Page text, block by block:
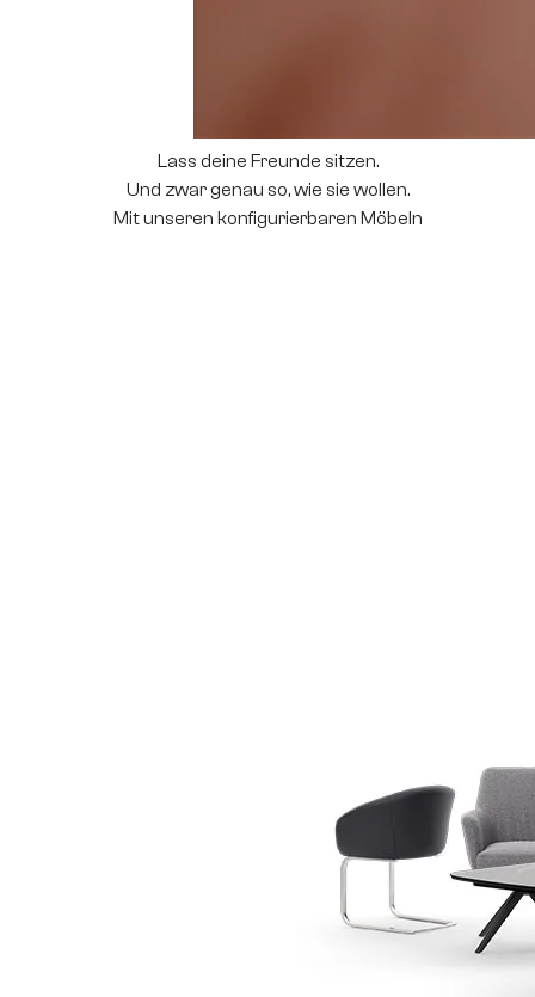
Lass deine Freunde sitzen.
Und zwar genau so, wie sie wollen.
Mit unseren konfigurierbaren Möbeln